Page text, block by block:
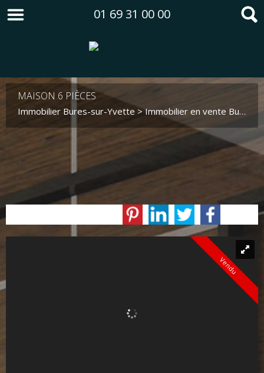
01 69 31 00 00
MAISON 6 PIÈCES
Immobilier Bures-sur-Yvette >Immobilier en vente Bures-sur-Yvette
Vendu